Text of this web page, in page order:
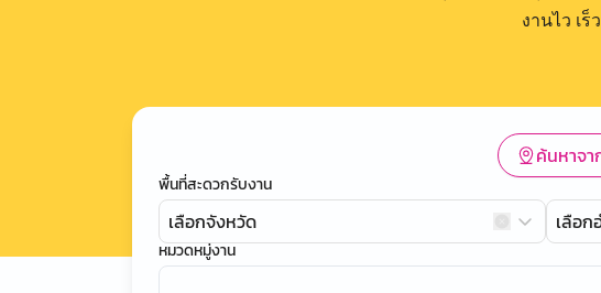
งานไว เ
ค้นหาจ
พื้นที่สะดวกรับงาน
เลือกจังหวัด เลือก
หมวดหมู่งาน